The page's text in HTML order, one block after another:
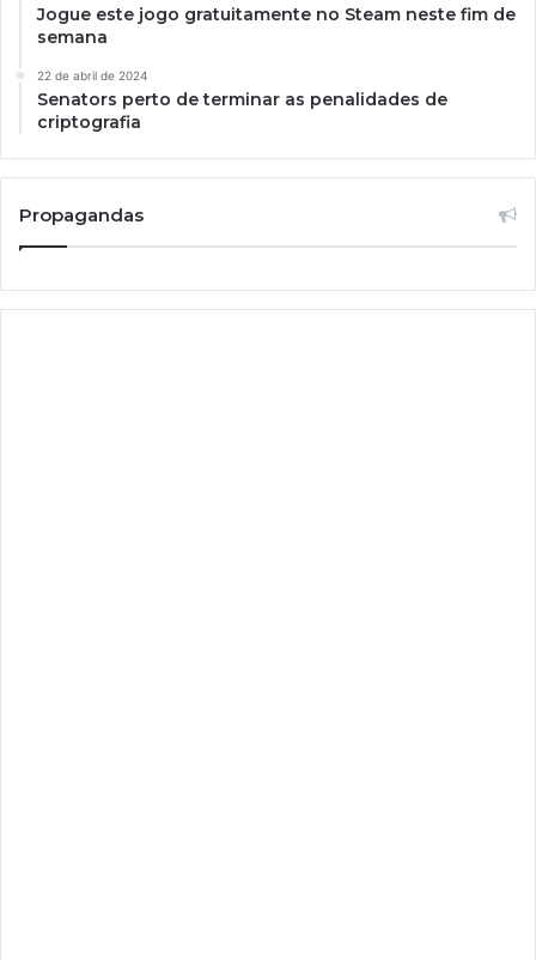
Jogue este jogo gratuitamente no Steam neste fim de
semana
22 de abril de 2024
Senators perto de terminar as penalidades de
criptografia
Propagandas